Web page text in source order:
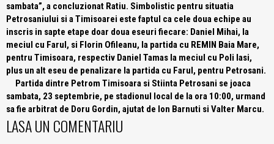
sambata”, a concluzionat Ratiu. Simbolistic pentru situatia
Petrosaniului si a Timisoarei este faptul ca cele doua echipe au
inscris in sapte etape doar doua eseuri fiecare: Daniel Mihai, la
meciul cu Farul, si Florin Ofileanu, la partida cu REMIN Baia Mare,
pentru Timisoara, respectiv Daniel Tamas la meciul cu Poli Iasi,
plus un alt eseu de penalizare la partida cu Farul, pentru Petrosani.
Partida dintre Petrom Timisoara si Stiinta Petrosani se joaca
sambata, 23 septembrie, pe stadionul local de la ora 10:00, urmand
sa fie arbitrat de Doru Gordin, ajutat de Ion Barnuti si Valter Marcu.
LASA UN COMENTARIU